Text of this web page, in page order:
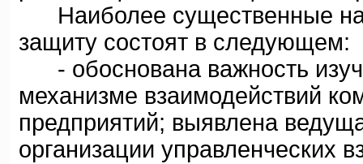
Наиболее существенные
защиту состоят в следующем:
- обоснована важность
механизме взаимодействий
предприятий; выявлена
организации управленческих